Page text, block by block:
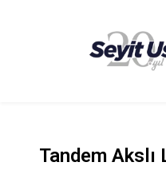
Tandem